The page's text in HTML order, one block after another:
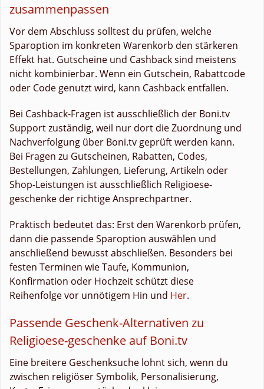
zusammenpassen
Vor dem Abschluss solltest du prüfen, welche
Sparoption im konkreten Warenkorb den stärkeren
Effekt hat. Gutscheine und Cashback sind meistens
nicht kombinierbar. Wenn ein Gutschein, Rabattcode
oder Code genutzt wird, kann Cashback entfallen.
Bei Cashback-Fragen ist ausschließlich der Boni.tv
Support zuständig, weil nur dort die Zuordnung und
Nachverfolgung über Boni.tv geprüft werden kann.
Bei Fragen zu Gutscheinen, Rabatten, Codes,
Bestellungen, Zahlungen, Lieferung, Artikeln oder
Shop-Leistungen ist ausschließlich Religioese-
geschenke der richtige Ansprechpartner.
Praktisch bedeutet das: Erst den Warenkorb prüfen,
dann die passende Sparoption auswählen und
anschließend bewusst abschließen. Besonders bei
festen Terminen wie Taufe, Kommunion,
Konfirmation oder Hochzeit schützt diese
Reihenfolge vor unnötigem Hin und Her.
Passende Geschenk-Alternativen zu
Religioese-geschenke auf Boni.tv
Eine breitere Geschenksuche lohnt sich, wenn du
zwischen religiöser Symbolik, Personalisierung,